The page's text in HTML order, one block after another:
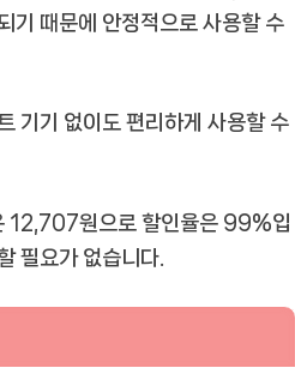
기 때문에 안정적으로 사용할 수
기기 없이도 편리하게 사용할 수
12,707원으로 할인율은 99%입
필요가 없습니다.